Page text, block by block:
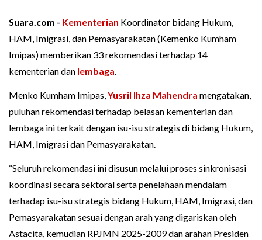
Suara.com - Kementerian Koordinator bidang Hukum,
HAM, Imigrasi, dan Pemasyarakatan (Kemenko Kumham
Imipas) memberikan 33 rekomendasi terhadap 14
kementerian dan lembaga.
Menko Kumham Imipas,Yusril Ihza Mahendra mengatakan,
puluhan rekomendasi terhadap belasan kementerian dan
lembaga ini terkait dengan isu-isu strategis di bidang Hukum,
HAM, Imigrasi dan Pemasyarakatan.
“Seluruh rekomendasi ini disusun melalui proses sinkronisasi
koordinasi secara sektoral serta penelahaan mendalam
terhadap isu-isu strategis bidang Hukum, HAM, Imigrasi, dan
Pemasyarakatan sesuai dengan arah yang digariskan oleh
Astacita, kemudian RPJMN 2025-2009 dan arahan Presiden